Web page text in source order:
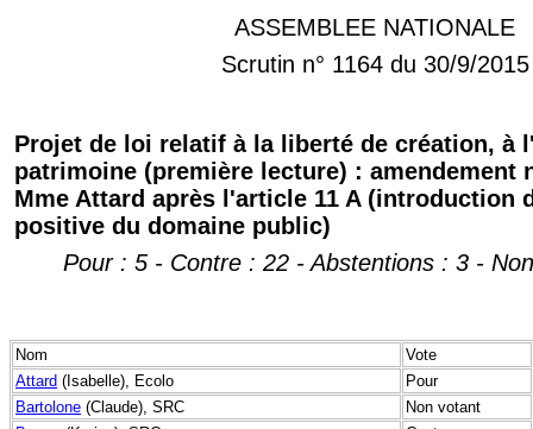
ASSEMBLEE NATIONALE
Scrutin n° 1164 du 30/9/2015
Projet de loi relatif à la liberté de création, à
patrimoine (première lecture) : amendement
Mme Attard après l'article 11 A (introduction
positive du domaine public)
Pour : 5 - Contre : 22 - Abstentions : 3 -
Nom
Vote
Attard (Isabelle), Ecolo
Pour
Bartolone (Claude), SRC
Non votant